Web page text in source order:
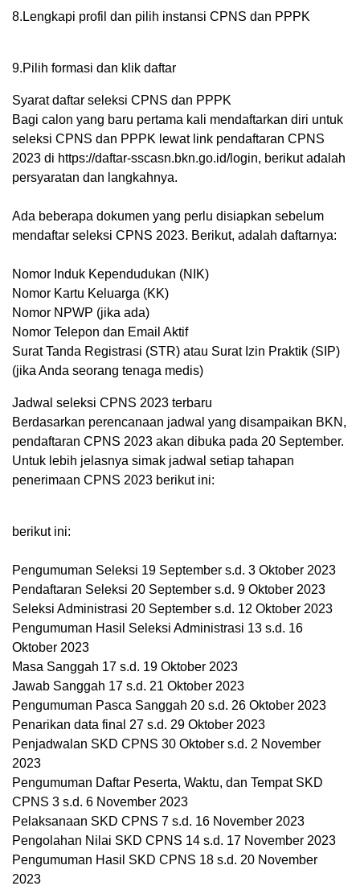
8.Lengkapi profil dan pilih instansi CPNS dan PPPK
9.Pilih formasi dan klik daftar
Syarat daftar seleksi CPNS dan PPPK
Bagi calon yang baru pertama kali mendaftarkan diri untuk
seleksi CPNS dan PPPK lewat link pendaftaran CPNS
2023 di https://daftar-sscasn.bkn.go.id/login, berikut adalah
persyaratan dan langkahnya.
Ada beberapa dokumen yang perlu disiapkan sebelum
mendaftar seleksi CPNS 2023. Berikut, adalah daftarnya:
Nomor Induk Kependudukan (NIK)
Nomor Kartu Keluarga (KK)
Nomor NPWP (jika ada)
Nomor Telepon dan Email Aktif
Surat Tanda Registrasi (STR) atau Surat Izin Praktik (SIP)
(jika Anda seorang tenaga medis)
Jadwal seleksi CPNS 2023 terbaru
Berdasarkan perencanaan jadwal yang disampaikan BKN,
pendaftaran CPNS 2023 akan dibuka pada 20 September.
Untuk lebih jelasnya simak jadwal setiap tahapan
penerimaan CPNS 2023 berikut ini:
berikut ini:
Pengumuman Seleksi 19 September s.d. 3 Oktober 2023
Pendaftaran Seleksi 20 September s.d. 9 Oktober 2023
Seleksi Administrasi 20 September s.d. 12 Oktober 2023
Pengumuman Hasil Seleksi Administrasi 13 s.d. 16
Oktober 2023
Masa Sanggah 17 s.d. 19 Oktober 2023
Jawab Sanggah 17 s.d. 21 Oktober 2023
Pengumuman Pasca Sanggah 20 s.d. 26 Oktober 2023
Penarikan data final 27 s.d. 29 Oktober 2023
Penjadwalan SKD CPNS 30 Oktober s.d. 2 November
2023
Pengumuman Daftar Peserta, Waktu, dan Tempat SKD
CPNS 3 s.d. 6 November 2023
Pelaksanaan SKD CPNS 7 s.d. 16 November 2023
Pengolahan Nilai SKD CPNS 14 s.d. 17 November 2023
Pengumuman Hasil SKD CPNS 18 s.d. 20 November
2023